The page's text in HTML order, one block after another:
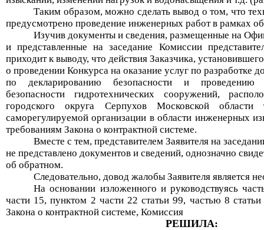
Таким образом, можно сделать вывод о том, что
предусмотрено проведение инженерных работ в рамках
Изучив документы и сведения,размещенные на
и представленные на заседание Комиссии
приходит к выводу, что действия Заказчика,
о проведении Конкурса на оказание услуг по разработке
по декларированию безопасности и проведению
безопасности гидротехнических сооружений,
городского округа Серпухов Московской области
саморегулируемой организации в области инженерных
требованиям Закона о контрактной системе.
Вместе с тем, представителем Заявителя на
не представлено документов и сведений, однозначно
об обратном.
Следовательно, довод жалобы Заявителя являетсяне
На основании изложенного и руководствуясь
части 15, пунктом 2 части 22 статьи 99, частью 8
Закона о контрактной системе, Комиссия
РЕШИЛА: